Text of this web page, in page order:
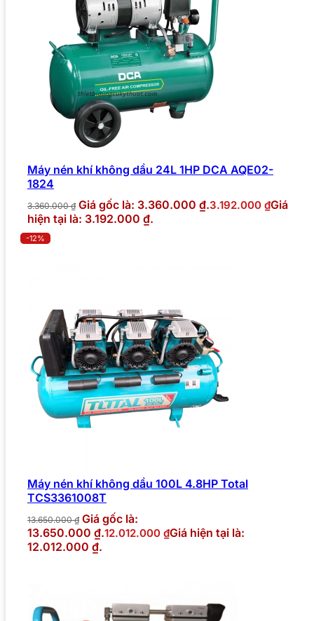
Máy nén khí không dầu 24L 1HP DCA AQE02-
1824
3.360.000₫ Giá gốc là: 3.360.000 ₫.3.192.000 ₫Giá
hiện tại là: 3.192.000 ₫.
-12%
Máy nén khí không dầu 100L 4.8HP Total
TCS3361008T
13.650.000₫ Giá gốc là:
13.650.000 ₫.12.012.000 ₫Giá hiện tại là:
12.012.000 ₫.